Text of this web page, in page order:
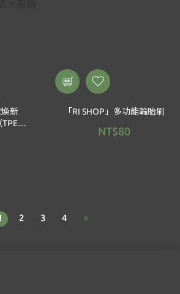
煥新
）
「RI SHOP」多功能輪胎刷
NT$80
2 3 4